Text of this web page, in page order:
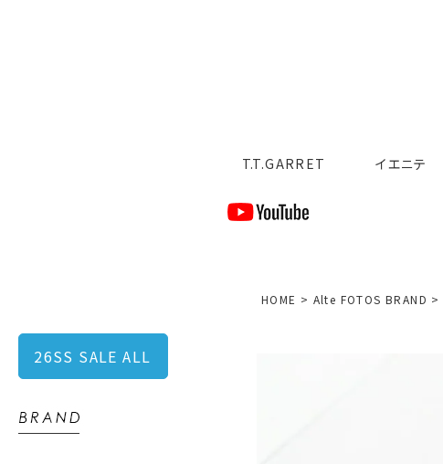
T.T.GARRET イエニテ
26SS SALE ALL
HOME Alte FOTOS BRAND